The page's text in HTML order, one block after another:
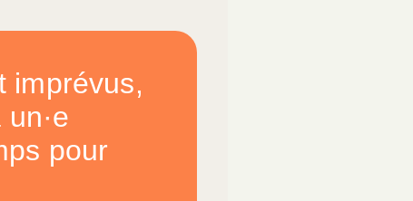
imprévus,
pour